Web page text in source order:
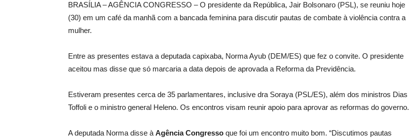
BRASÍLIA – AGÊNCIA CONGRESSO – O presidente da República, Jair Bolsonaro (PSL), se reuniu hoje
(30) em um café da manhã com a bancada feminina para discutir pautas de combate à violência contra a
mulher.
Entre as presentes estava a deputada capixaba, Norma Ayub (DEM/ES) que fez o convite. O presidente
aceitou mas disse que só marcaria a data depois de aprovada a Reforma da Previdência.
Estiveram presentes cerca de 35 parlamentares, inclusive dra Soraya (PSL/ES), além dos ministros Dias
Toffoli e o ministro general Heleno. Os encontros visam reunir apoio para aprovar as reformas do governo.
A deputada Norma disse à Agência Congresso que foi um encontro muito bom. “Discutimos pautas